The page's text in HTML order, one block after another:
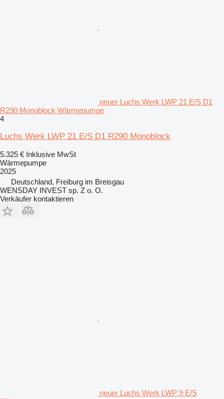
neuer Luchs Werk LWP 21 E/S D1
R290 Monoblock Wärmepumpe
4
Luchs Werk LWP 21 E/S D1 R290 Monoblock
5.325 € Inklusive MwSt
Wärmepumpe
2025
Deutschland, Freiburg im Breisgau
WENSDAY INVEST sp. Z o. O.
Verkäufer kontaktieren
neuer Luchs Werk LWP 9 E/S